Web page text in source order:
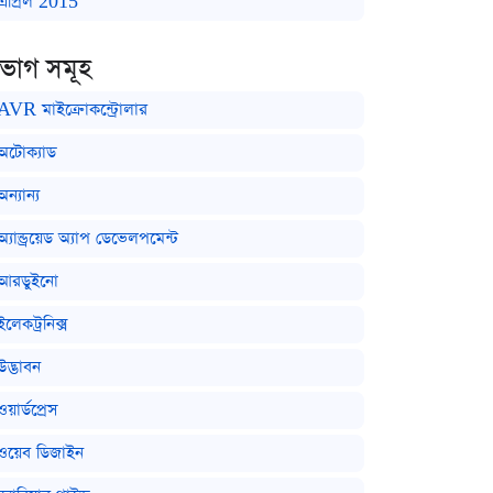
সমূহ
মাইক্রোকন্ট্রোলার
অ্যাপ ডেভেলপমেন্ট
ডিজাইন